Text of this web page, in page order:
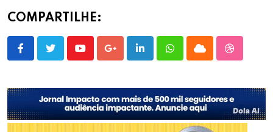
COMPARTILHE:
YoutubeGoogle+LinkedInWhatsappCloud